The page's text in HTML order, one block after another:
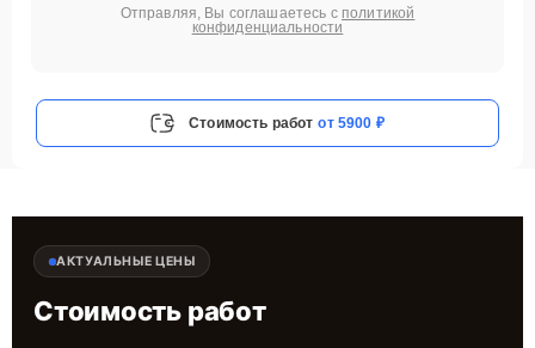
Отправляя, Вы соглашаетесь с политикой
конфиденциальности
Стоимость работ от 5900 ₽
АКТУАЛЬНЫЕ ЦЕНЫ
Стоимость работ